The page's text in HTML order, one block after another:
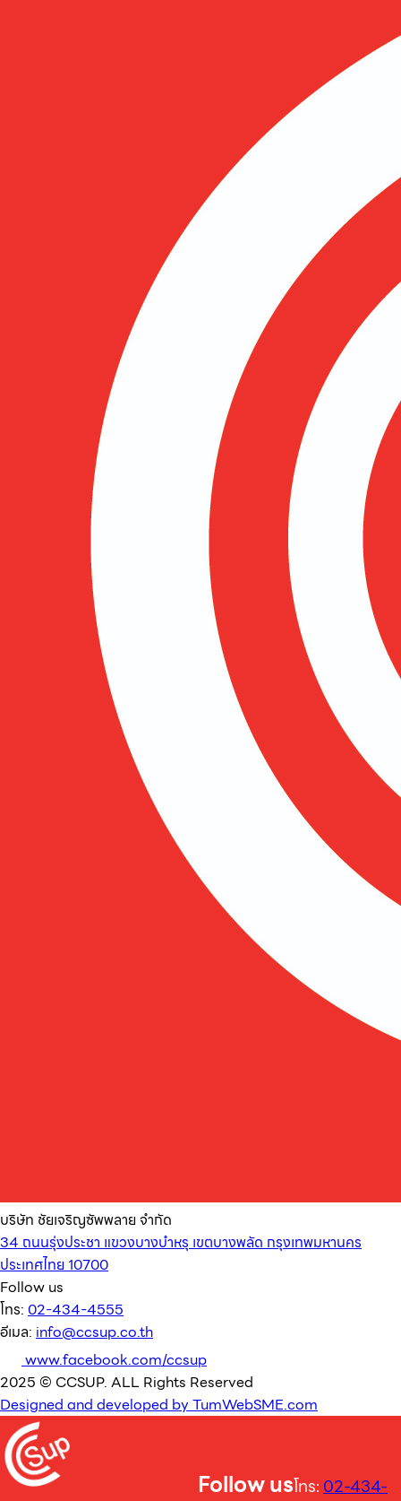
บริษัท ชัยเจริญซัพพลาย จำกัด
34 ถนนรุ่งประชา แขวงบางบำหรุ เขตบางพลัด กรุงเทพมหานคร
ประเทศไทย 10700
Follow us
โทร: 02-434-4555
อีเมล: info@ccsup.co.th
www.facebook.com/ccsup
2025 © CCSUP. ALL Rights Reserved
Designed and developed by TumWebSME.com
Follow usโทร:02-434-